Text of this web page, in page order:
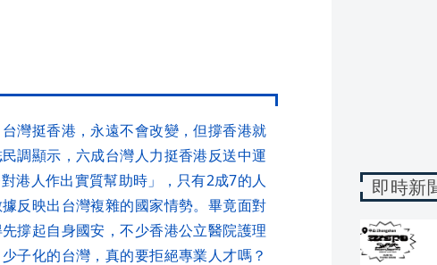
灣挺香港，永遠不會改變，但撐香港就
調顯示，六成台灣人力挺香港反送中運
港人作出實質幫助時」，只有2成7的人
反映出台灣複雜的國家情勢。畢竟面對
撐起自身國安，不少香港公立醫院護理
子化的台灣，真的要拒絕專業人才嗎？
即時新